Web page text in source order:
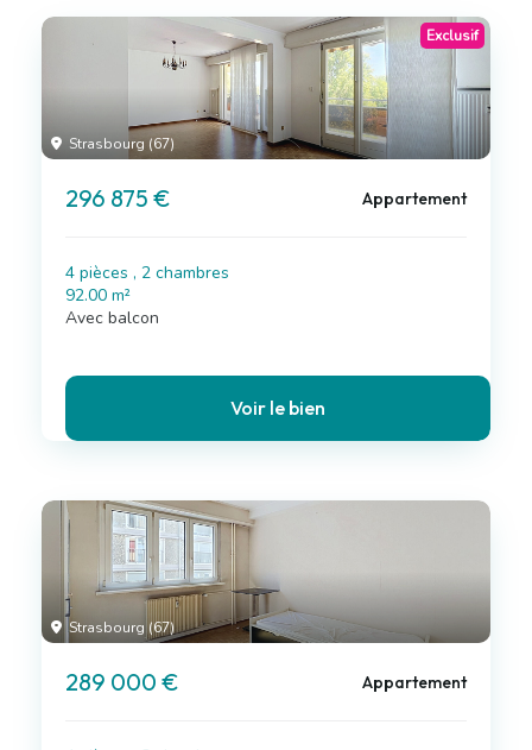
Strasbourg (67)
Exclusif
296 875 € Appartement
4 pièces , 2 chambres
92.00 m²
Avec balcon
Voir le bien
Strasbourg (67)
289 000 € Appartement